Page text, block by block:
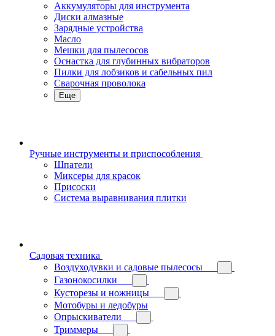
Аккумуляторы для инструмента
Диски алмазные
Зарядные устройства
Масло
Мешки для пылесосов
Оснастка для глубинных вибраторов
Пилки для лобзиков и сабельных пил
Сварочная проволока
Еще
Ручные инструменты и приспособления
Шпатели
Миксеры для красок
Присоски
Система выравнивания плитки
Садовая техника
Воздуходувки и садовые пылесосы
Газонокосилки
Кусторезы и ножницы
Мотобуры и ледобуры
Опрыскиватели
Триммеры